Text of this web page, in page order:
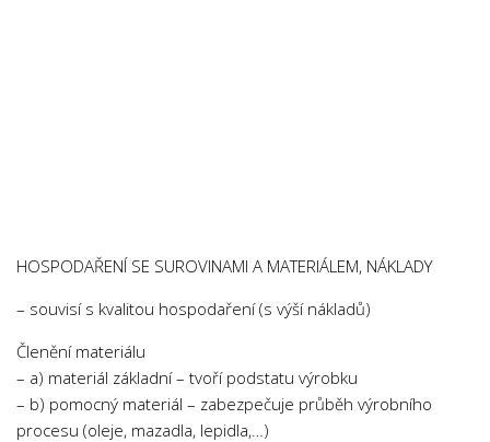
Fyzika
Informatika
Jazyky
Management
HOSPODAŘENÍ SE SUROVINAMI A MATERIÁLEM, NÁKLADY
– souvisí s kvalitou hospodaření (s výší nákladů)
Členění materiálu
– a) materiál základní – tvoří podstatu výrobku
– b) pomocný materiál – zabezpečuje průběh výrobního
procesu (oleje, mazadla, lepidla,…)